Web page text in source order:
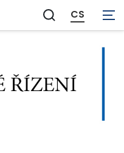
Zobrazit
vyhledávání
CS